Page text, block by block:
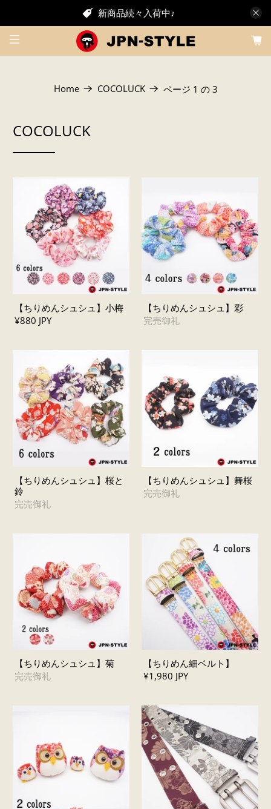
新商品続々入荷中♪
Home COCOLUCK ページ 1 の 3
COCOLUCK
【ちりめんシュシュ】小梅
¥880 JPY
【ちりめんシュシュ】彩
完売御礼
【ちりめんシュシュ】桜と
鈴
完売御礼
【ちりめんシュシュ】舞桜
完売御礼
【ちりめんシュシュ】菊
完売御礼
【ちりめん細ベルト】
¥1,980 JPY